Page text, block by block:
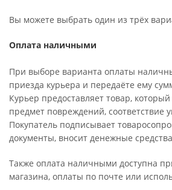
Вы можете выбрать один из трёх
Оплата наличными
При выборе варианта оплаты
приезда курьера и передаёте ему
Курьер предоставляет товар,
предмет повреждений, соответствие
Покупатель подписывает
документы, вносит денежные
Также оплата наличными доступна
магазина, оплаты по почте или